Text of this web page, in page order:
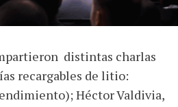
distintas charlas
recargables de litio:
Héctor Valdivia,